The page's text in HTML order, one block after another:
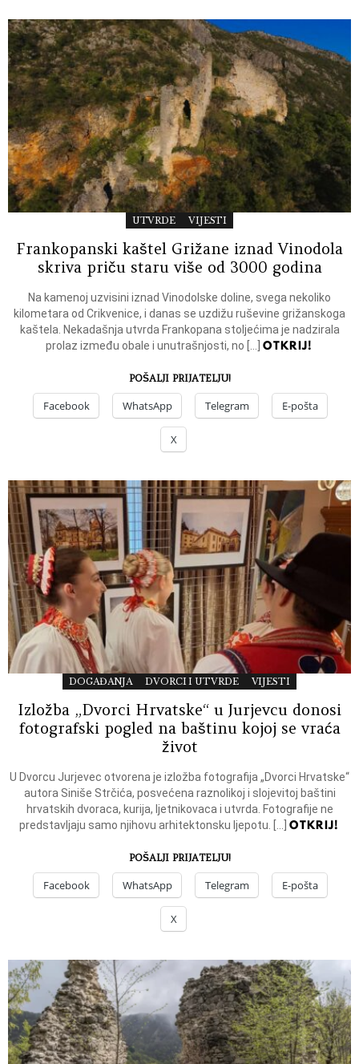
UTVRDE VIJESTI
Frankopanski kaštel Grižane iznad Vinodola
skriva priču staru više od 3000 godina
Na kamenoj uzvisini iznad Vinodolske doline, svega nekoliko
kilometara od Crikvenice, i danas se uzdižu ruševine grižanskoga
kaštela. Nekadašnja utvrda Frankopana stoljećima je nadzirala
prolaz između obale i unutrašnjosti, no […]OTKRIJ!
POŠALJI PRIJATELJU!
Facebook WhatsApp Telegram E-pošta
X
DOGAĐANJA DVORCI I UTVRDE VIJESTI
Izložba „Dvorci Hrvatske“ u Jurjevcu donosi
fotografski pogled na baštinu kojoj se vraća
život
U Dvorcu Jurjevec otvorena je izložba fotografija „Dvorci Hrvatske“
autora Siniše Strčića, posvećena raznolikoj i slojevitoj baštini
hrvatskih dvoraca, kurija, ljetnikovaca i utvrda. Fotografije ne
predstavljaju samo njihovu arhitektonsku ljepotu. […]OTKRIJ!
POŠALJI PRIJATELJU!
Facebook WhatsApp Telegram E-pošta
X